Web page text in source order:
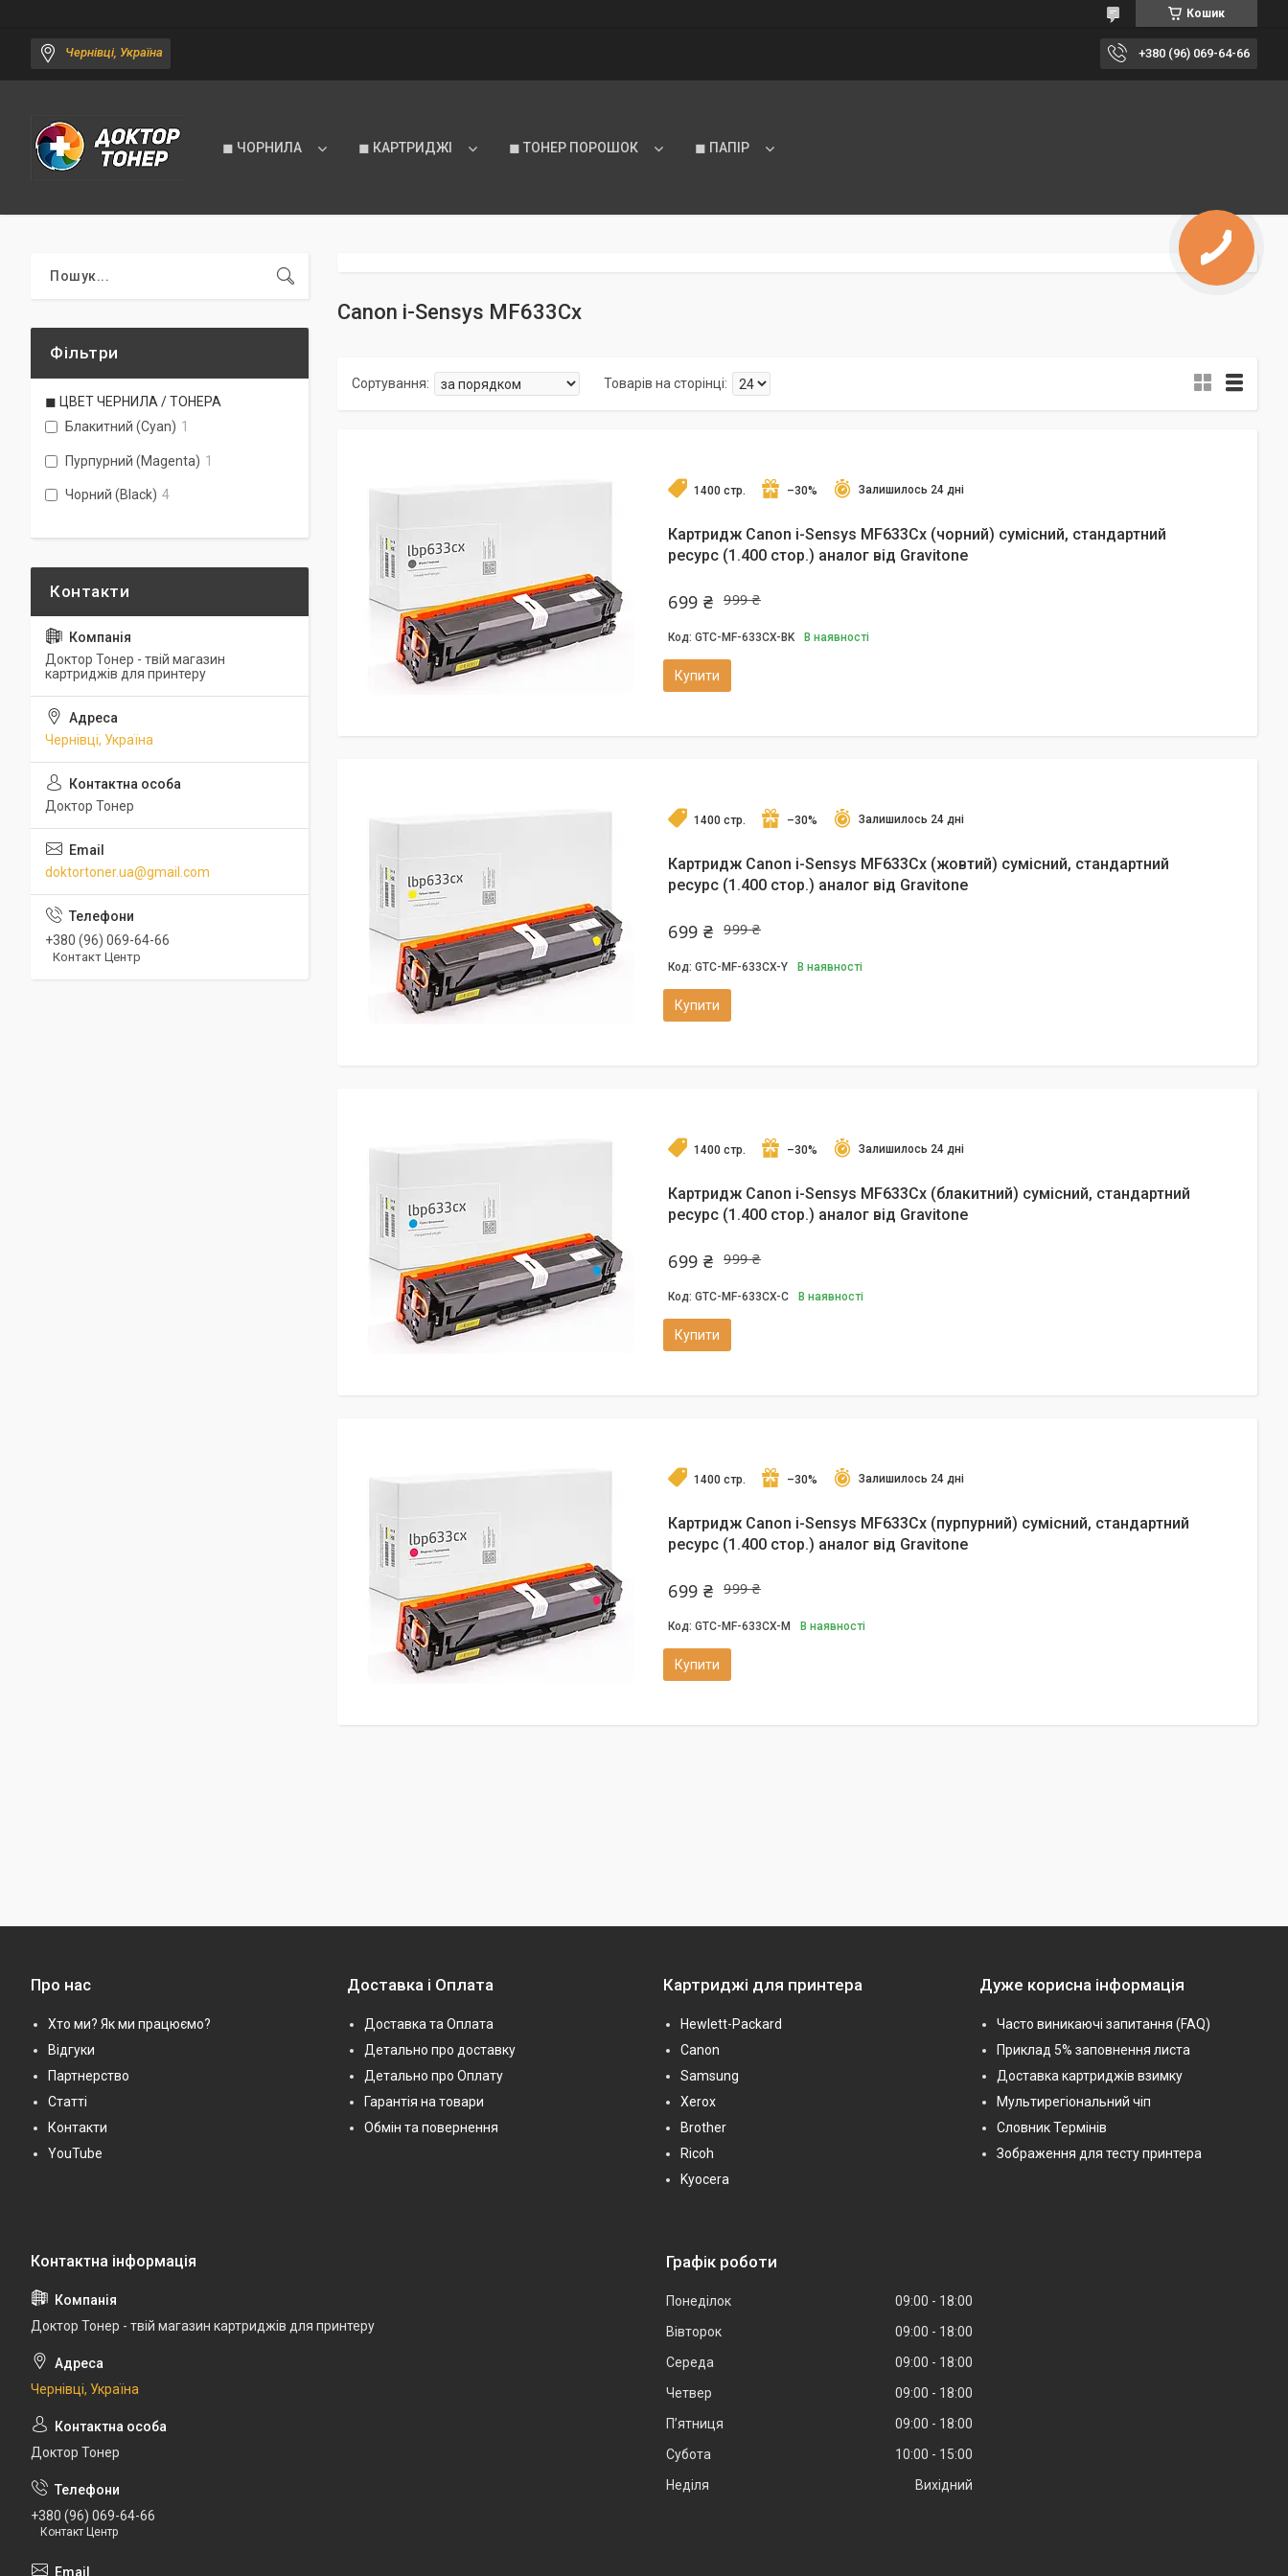
Кошик
Чернівці, Україна +380 (96) 069-64-66
◼ ЧОРНИЛА ◼ КАРТРИДЖІ ◼ ТОНЕР ПОРОШОК ◼ ПАПІР
Canon i-Sensys MF633Cx
1400 стр. –30% Залишилось 24 дні
Картридж Canon i-Sensys MF633Cx (чорний) сумісний, стандартний
ресурс (1.400 стор.) аналог від Gravitone
999 ₴
699 ₴
GTC-MF-633CX-BK В наявності
Купити
1400 стр. –30% Залишилось 24 дні
Картридж Canon i-Sensys MF633Cx (жовтий) сумісний, стандартний
ресурс (1.400 стор.) аналог від Gravitone
999 ₴
699 ₴
GTC-MF-633CX-Y В наявності
Купити
1400 стр. –30% Залишилось 24 дні
Картридж Canon i-Sensys MF633Cx (блакитний) сумісний, стандартний
ресурс (1.400 стор.) аналог від Gravitone
999 ₴
699 ₴
GTC-MF-633CX-C В наявності
Купити
1400 стр. –30% Залишилось 24 дні
Картридж Canon i-Sensys MF633Cx (пурпурний) сумісний, стандартний
ресурс (1.400 стор.) аналог від Gravitone
999 ₴
699 ₴
GTC-MF-633CX-M В наявності
Купити
Фільтри
◼ ЦВЕТ ЧЕРНИЛА / ТОНЕРА
Блакитний (Cyan) 1
Пурпурний (Magenta) 1
Чорний (Black) 4
Доктор Тонер - твій магазин
картриджів для принтеру
Чернівці, Україна
Доктор Тонер
doktortoner.ua@gmail.com
+380 (96) 069-64-66
Контакт Центр
Про нас
Хто ми? Як ми працюємо?
Відгуки
Партнерство
Статті
Контакти
YouTube
Доставка і Оплата
Доставка та Оплата
Детально про доставку
Детально про Оплату
Гарантія на товари
Обмін та повернення
Картриджі для принтера
Hewlett-Packard
Canon
Samsung
Xerox
Brother
Ricoh
Kyocera
Дуже корисна інформація
Часто виникаючі запитання (FAQ)
Приклад 5% заповнення листа
Доставка картриджів взимку
Мультирегіональний чіп
Словник Термінів
Зображення для тесту принтера
Доктор Тонер - твій магазин картриджів для принтеру
Чернівці, Україна
Доктор Тонер
+380 (96) 069-64-66
Контакт Центр
Графік роботи
Понеділок 09:00
18:00
Вівторок
09:00
18:00
Середа
09:00
18:00
Четвер
09:00
18:00
Пʼятниця
09:00
18:00
Субота
10:00
15:00
Неділя
Вихідний